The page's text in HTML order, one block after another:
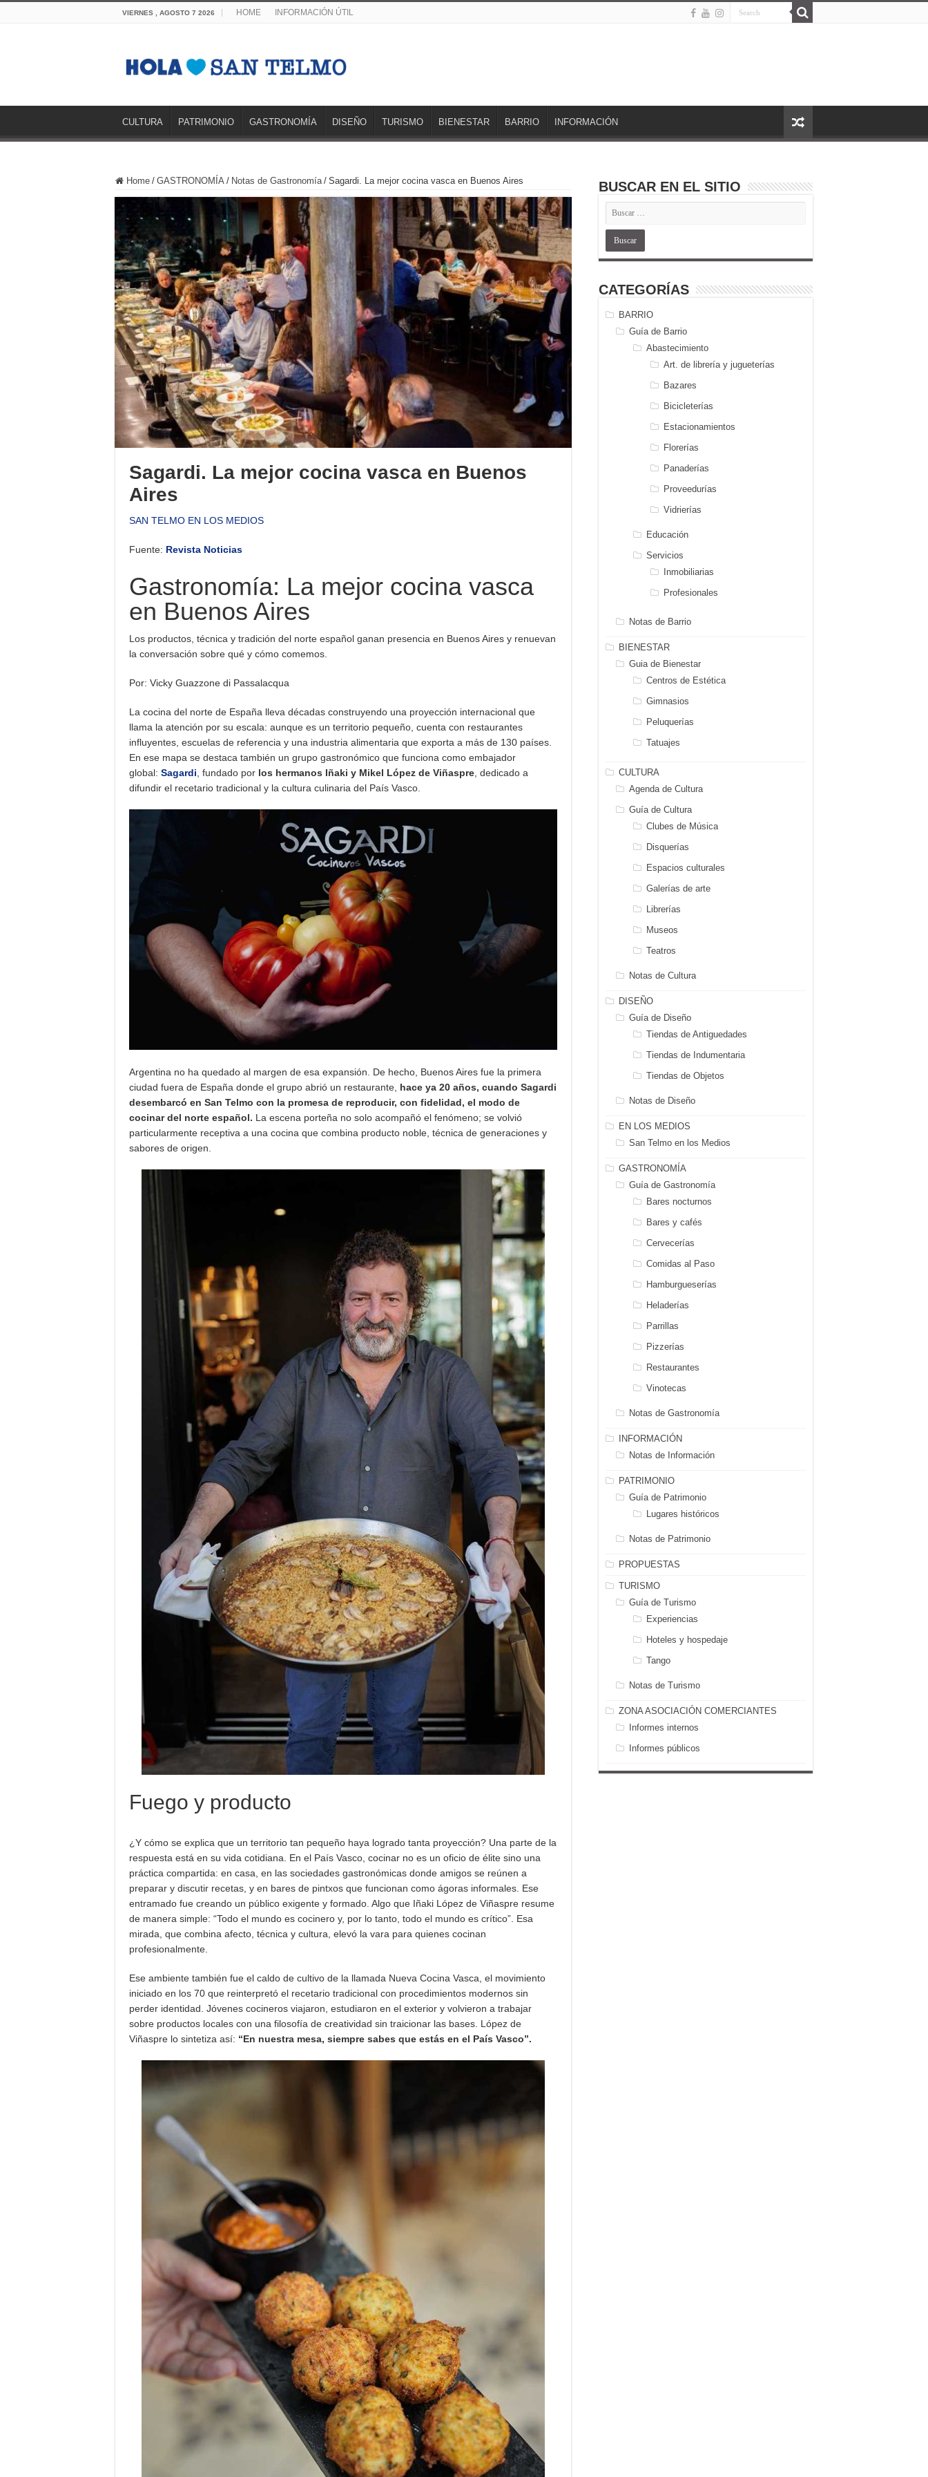
VIERNES , AGOSTO 7 2026 HOME INFORMACIÓN ÚTIL
CULTURA PATRIMONIO GASTRONOMÍA DISEÑO TURISMO BIENESTAR BARRIO INFORMACIÓN
Home / GASTRONOMÍA / Notas de Gastronomía / Sagardi. La mejor cocina vasca en Buenos Aires
Sagardi. La mejor cocina vasca en Buenos
Aires
SAN TELMO EN LOS MEDIOS
Fuente: Revista Noticias
Gastronomía: La mejor cocina vasca
en Buenos Aires
Los productos, técnica y tradición del norte español ganan presencia en Buenos Aires y renuevan
la conversación sobre qué y cómo comemos.
Por: Vicky Guazzone di Passalacqua
La cocina del norte de España lleva décadas construyendo una proyección internacional que
llama la atención por su escala: aunque es un territorio pequeño, cuenta con restaurantes
influyentes, escuelas de referencia y una industria alimentaria que exporta a más de 130 países.
En ese mapa se destaca también un grupo gastronómico que funciona como embajador
global: Sagardi , fundado por los hermanos Iñaki y Mikel López de Viñaspre , dedicado a
difundir el recetario tradicional y la cultura culinaria del País Vasco.
Argentina no ha quedado al margen de esa expansión. De hecho, Buenos Aires fue la primera
ciudad fuera de España donde el grupo abrió un restaurante, hace ya 20 años, cuando Sagardi
desembarcó en San Telmo con la promesa de reproducir, con fidelidad, el modo de
cocinar del norte español. La escena porteña no solo acompañó el fenómeno; se volvió
particularmente receptiva a una cocina que combina producto noble, técnica de generaciones y
sabores de origen.
Fuego y producto
¿Y cómo se explica que un territorio tan pequeño haya logrado tanta proyección? Una parte de la
respuesta está en su vida cotidiana. En el País Vasco, cocinar no es un oficio de élite sino una
práctica compartida: en casa, en las sociedades gastronómicas donde amigos se reúnen a
preparar y discutir recetas, y en bares de pintxos que funcionan como ágoras informales. Ese
entramado fue creando un público exigente y formado. Algo que Iñaki López de Viñaspre resume
de manera simple: “Todo el mundo es cocinero y, por lo tanto, todo el mundo es crítico”. Esa
mirada, que combina afecto, técnica y cultura, elevó la vara para quienes cocinan
profesionalmente.
Ese ambiente también fue el caldo de cultivo de la llamada Nueva Cocina Vasca, el movimiento
iniciado en los 70 que reinterpretó el recetario tradicional con procedimientos modernos sin
perder identidad. Jóvenes cocineros viajaron, estudiaron en el exterior y volvieron a trabajar
sobre productos locales con una filosofía de creatividad sin traicionar las bases. López de
Viñaspre lo sintetiza así: “En nuestra mesa, siempre sabes que estás en el País Vasco”.
BUSCAR EN EL SITIO
CATEGORÍAS
BARRIO
Guía de Barrio
Abastecimiento
Art. de librería y jugueterías
Bazares
Bicicleterías
Estacionamientos
Florerías
Panaderías
Proveedurías
Vidrierías
Educación
Servicios
Inmobiliarias
Profesionales
Notas de Barrio
BIENESTAR
Guia de Bienestar
Centros de Estética
Gimnasios
Peluquerías
Tatuajes
CULTURA
Agenda de Cultura
Guía de Cultura
Clubes de Música
Disquerías
Espacios culturales
Galerías de arte
Librerías
Museos
Teatros
Notas de Cultura
DISEÑO
Guía de Diseño
Tiendas de Antiguedades
Tiendas de Indumentaria
Tiendas de Objetos
Notas de Diseño
EN LOS MEDIOS
San Telmo en los Medios
GASTRONOMÍA
Guía de Gastronomía
Bares nocturnos
Bares y cafés
Cervecerías
Comidas al Paso
Hamburgueserías
Heladerías
Parrillas
Pizzerías
Restaurantes
Vinotecas
Notas de Gastronomía
INFORMACIÓN
Notas de Información
PATRIMONIO
Guía de Patrimonio
Lugares históricos
Notas de Patrimonio
PROPUESTAS
TURISMO
Guía de Turismo
Experiencias
Hoteles y hospedaje
Tango
Notas de Turismo
ZONA ASOCIACIÓN COMERCIANTES
Informes internos
Informes públicos